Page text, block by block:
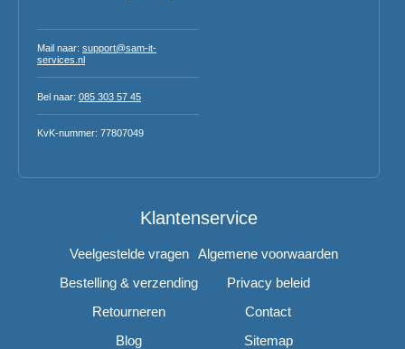
Mail naar: support@sam-it-
services.nl
Bel naar: 085 303 57 45
KvK-nummer: 77807049
Klantenservice
Veelgestelde vragen
Bestelling & verzending
Retourneren
Blog
Algemene voorwaarden
Privacy beleid
Contact
Sitemap